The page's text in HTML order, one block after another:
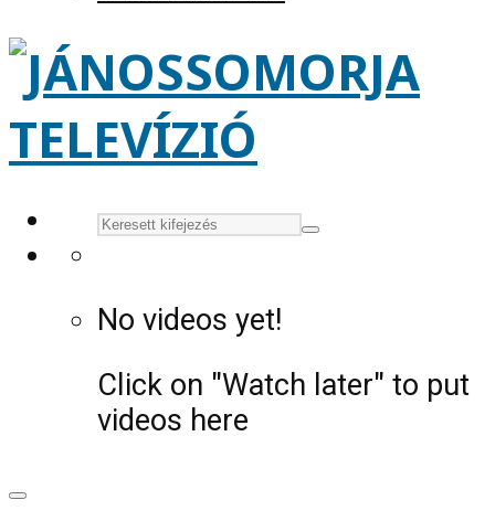
No videos yet!
Click on "Watch later" to put
videos here